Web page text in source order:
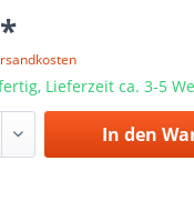
Lieferzeit ca. 3-5
In den